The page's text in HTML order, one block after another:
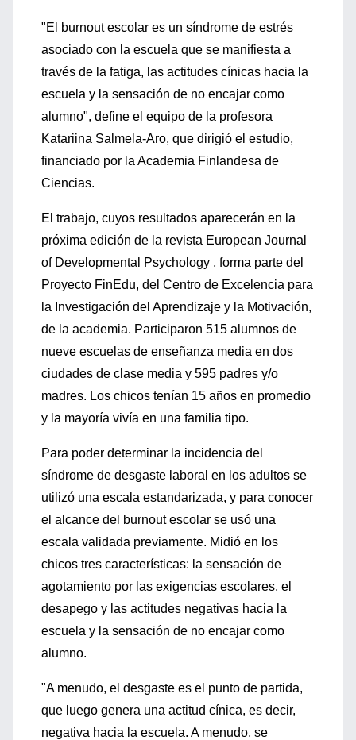
"El burnout escolar es un síndrome de estrés
asociado con la escuela que se manifiesta a
través de la fatiga, las actitudes cínicas hacia la
escuela y la sensación de no encajar como
alumno", define el equipo de la profesora
Katariina Salmela-Aro, que dirigió el estudio,
financiado por la Academia Finlandesa de
Ciencias.
El trabajo, cuyos resultados aparecerán en la
próxima edición de la revista European Journal
of Developmental Psychology , forma parte del
Proyecto FinEdu, del Centro de Excelencia para
la Investigación del Aprendizaje y la Motivación,
de la academia. Participaron 515 alumnos de
nueve escuelas de enseñanza media en dos
ciudades de clase media y 595 padres y/o
madres. Los chicos tenían 15 años en promedio
y la mayoría vivía en una familia tipo.
Para poder determinar la incidencia del
síndrome de desgaste laboral en los adultos se
utilizó una escala estandarizada, y para conocer
el alcance del burnout escolar se usó una
escala validada previamente. Midió en los
chicos tres características: la sensación de
agotamiento por las exigencias escolares, el
desapego y las actitudes negativas hacia la
escuela y la sensación de no encajar como
alumno.
"A menudo, el desgaste es el punto de partida,
que luego genera una actitud cínica, es decir,
negativa hacia la escuela. A menudo, se